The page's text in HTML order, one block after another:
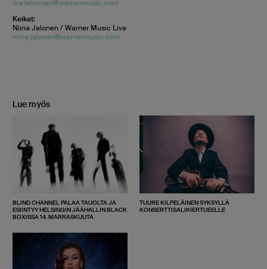
iira.leinonen@warnermusic.com
Keikat:
Niina Jalonen / Warner Music Live
niina.jalonen@warnermusic.com
Lue myös
BLIND CHANNEL PALAA TAUOLTA JA
ESIINTYY HELSINGIN JÄÄHALLIN BLACK
BOXISSA 14. MARRASKUUTA
TUURE KILPELÄINEN SYKSYLLÄ
KONSERTTISALIKIERTUEELLE